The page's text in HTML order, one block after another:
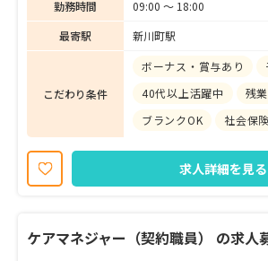
勤務時間
09:00 〜 18:00
最寄駅
新川町駅
こだわり条件
ボーナス・賞与あり
40代以上活躍中
残
ブランクOK
社会保
求人詳細を見る
ケアマネジャー（契約職員） の求人